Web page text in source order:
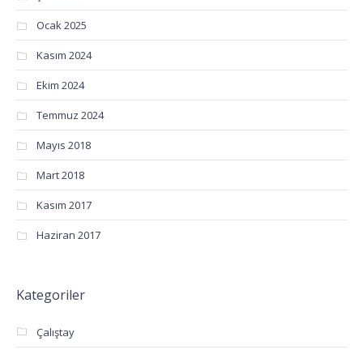
Ocak 2025
Kasım 2024
Ekim 2024
Temmuz 2024
Mayıs 2018
Mart 2018
Kasım 2017
Haziran 2017
Kategoriler
Çalıştay